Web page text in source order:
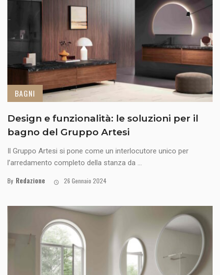
BAGNI
Design e funzionalità: le soluzioni per il
bagno del Gruppo Artesi
Il Gruppo Artesi si pone come un interlocutore unico per
l’arredamento completo della stanza da ...
By Redazione 26 Gennaio 2024